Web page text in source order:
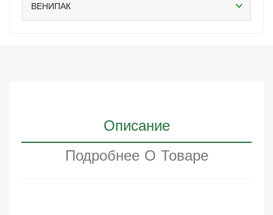
ВЕНИПАК
Описание
Подробнее О Товаре